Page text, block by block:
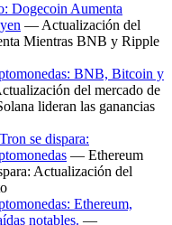
Dogecoin Aumenta
— Actualización del
Mientras BNB y Ripple
BNB, Bitcoin y
del mercado de
lideran las ganancias
se dispara:
— Ethereum
Actualización del
Ethereum,
notables. —